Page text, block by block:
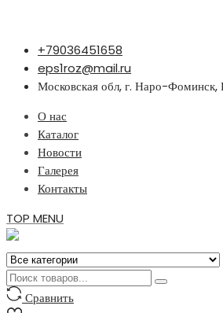
Перейти
содержимому
+79036451658
eps1roz@mail.ru
Московская обл, г. Наро-Фоминск,
О нас
Каталог
Новости
Галерея
Контакты
TOP MENU
Сравнить